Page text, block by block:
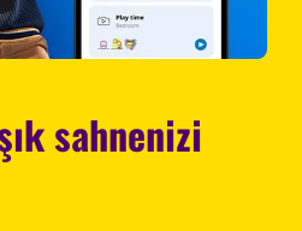
sahnenizi